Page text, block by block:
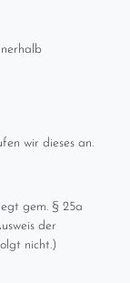
wir dieses an.
gem. § 25a
der
nicht.)